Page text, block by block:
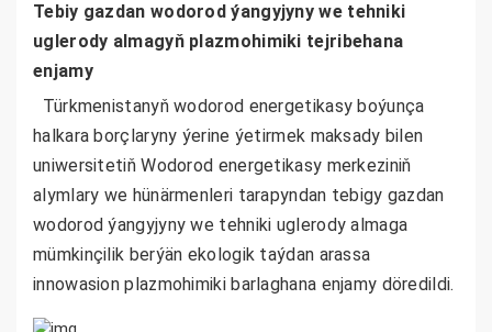
Tebiy gazdan wodorod ýangyjyny we tehniki
uglerody almagyň plazmohimiki tejribehana
enjamy
Türkmenistanyň wodorod energetikasy boýunça
halkara borçlaryny ýerine ýetirmek maksady bilen
uniwersitetiň Wodorod energetikasy merkeziniň
alymlary we hünärmenleri tarapyndan tebigy gazdan
wodorod ýangyjyny we tehniki uglerody almaga
mümkinçilik berýän ekologik taýdan arassa
innowasion plazmohimiki barlaghana enjamy döredildi.